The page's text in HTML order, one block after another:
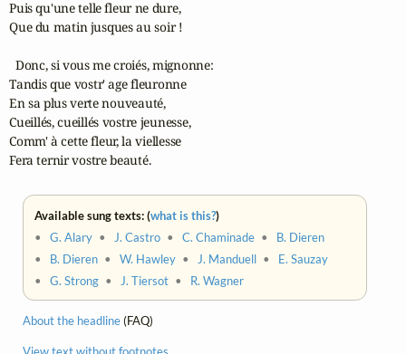
Puis qu'une telle fleur ne dure,
Que du matin jusques au soir !
  Donc, si vous me croiés, mignonne:
Tandis que vostr' age fleuronne
En sa plus verte nouveauté,
Cueillés, cueillés vostre jeunesse,
Comm' à cette fleur, la viellesse
Fera ternir vostre beauté.
Available sung texts: (what is this?)
•G. Alary • J. Castro •C. Chaminade • B. Dieren
• B. Dieren •W. Hawley • J. Manduell • E. Sauzay
•G. Strong • J. Tiersot • R. Wagner
About the headline(FAQ)